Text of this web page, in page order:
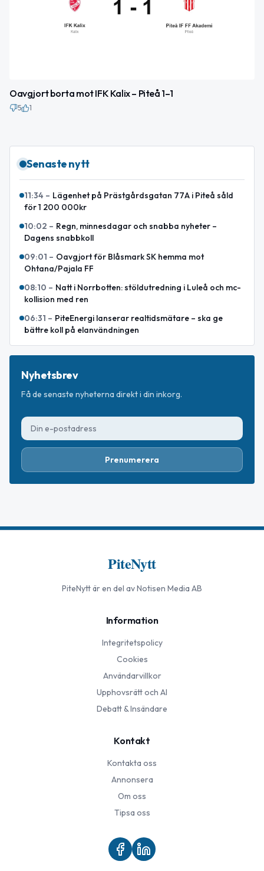
Oavgjort borta mot IFK Kalix – Piteå 1–1
5 1
Senaste nytt
11:34 – Lägenhet på Prästgårdsgatan 77A i Piteå såld
för 1 200 000kr
10:02 – Regn, minnesdagar och snabba nyheter –
Dagens snabbkoll
09:01 – Oavgjort för Blåsmark SK hemma mot
Ohtana/Pajala FF
08:10 – Natt i Norrbotten: stöldutredning i Luleå och mc-
kollision med ren
06:31 – PiteEnergi lanserar realtidsmätare – ska ge
bättre koll på elanvändningen
Nyhetsbrev
Få de senaste nyheterna direkt i din inkorg.
Prenumerera
PiteNytt
PiteNyttär en del av Notisen Media AB
Information
Integritetspolicy
Cookies
Användarvillkor
Upphovsrätt och AI
Debatt & Insändare
Kontakt
Kontakta oss
Annonsera
Om oss
Tipsa oss